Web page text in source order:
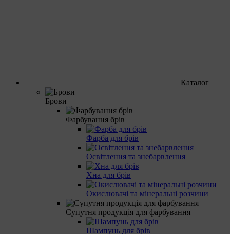
Каталог
Брови
Фарбування брів
Фарба для брів
Освітлення та знебарвлення
Хна для брів
Окислювачі та мінеральні розчини
Супутня продукція для фарбування
Шампунь для брів